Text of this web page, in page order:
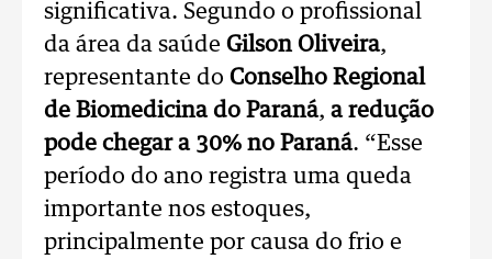
significativa. Segundo o profissional
da área da saúde Gilson Oliveira,
representante do Conselho Regional
de Biomedicina do Paraná, a redução
pode chegar a 30% no Paraná. “Esse
período do ano registra uma queda
importante nos estoques,
principalmente por causa do frio e